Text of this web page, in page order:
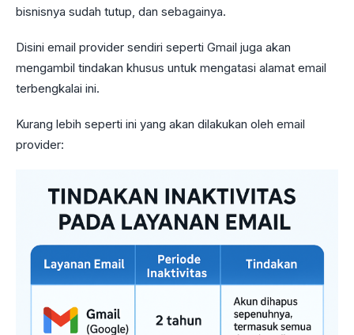
bisnisnya sudah tutup, dan sebagainya.
Disini email provider sendiri seperti Gmail juga akan
mengambil tindakan khusus untuk mengatasi alamat email
terbengkalai ini.
Kurang lebih seperti ini yang akan dilakukan oleh email
provider: